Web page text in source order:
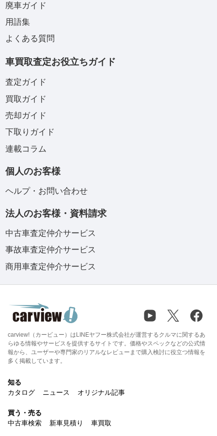
廃車ガイド
用語集
よくある質問
車買取査定お役立ちガイド
査定ガイド
買取ガイド
売却ガイド
下取りガイド
連載コラム
個人のお客様
ヘルプ・お問い合わせ
法人のお客様・資料請求
中古車査定仲介サービス
事故車査定仲介サービス
商用車査定仲介サービス
carview!（カービュー）はLINEヤフー株式会社が運営するクルマに関するあ
らゆる情報やサービスを提供するサイトです。価格やスペックなどの公式情
報から、ユーザーや専門家のリアルなレビューまで購入検討に役立つ情報を
多く掲載しています。
知る
カタログ
ニュース オリジナル記事
買う・売る
中古車検索
新車見積り 車買取